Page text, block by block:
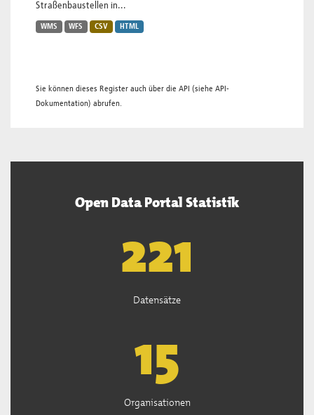
Straßenbaustellen in...
WMS WFS CSV HTML
Sie können dieses Register auch über die API (siehe API-
Dokumentation) abrufen.
Open Data Portal Statistik
222
Datensätze
15
Organisationen